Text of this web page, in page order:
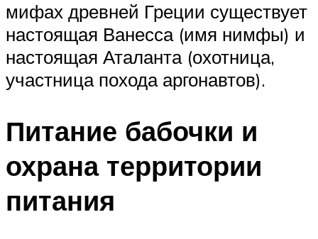
мифах древней Греции существует
настоящая Ванесса (имя нимфы) и
настоящая Аталанта (охотница,
участница похода аргонавтов).
Питание бабочки и
охрана территории
питания